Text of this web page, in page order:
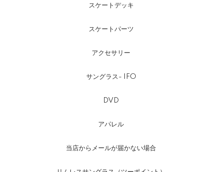
スケートデッキ
スケートパーツ
アクセサリー
サングラス- IFO
DVD
アパレル
当店からメールが届かない場合